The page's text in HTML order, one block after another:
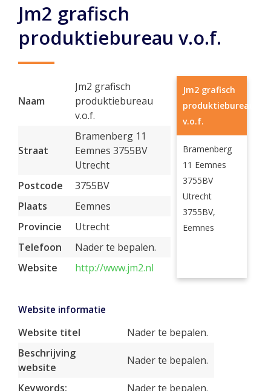
Jm2 grafisch
produktiebureau v.o.f.
Naam
Jm2 grafisch
produktiebureau
v.o.f.
Straat
Bramenberg 11
Eemnes 3755BV
Utrecht
Postcode
3755BV
Plaats
Eemnes
Provincie
Utrecht
Telefoon
Nader te bepalen.
Website
http://www.jm2.nl
Jm2 grafisch
produktiebureau
v.o.f.
Bramenberg
11 Eemnes
3755BV
Utrecht
3755BV,
Eemnes
Website informatie
Website titel
Nader te bepalen.
Beschrijving
website
Nader te bepalen.
Keywords: Nader te bepalen.